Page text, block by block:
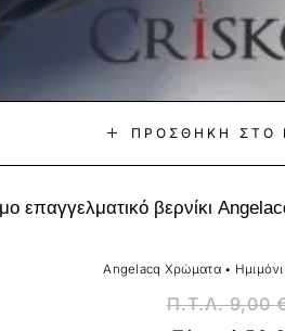
ΠΡΟΣΘΉΚΗ ΣΤΟ
επαγγελματικό βερνίκι
Angelacq Χρώματα•
Π.Τ.Λ.9,00